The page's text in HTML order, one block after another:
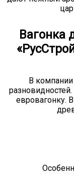
Вагонка
В
евровагонку.